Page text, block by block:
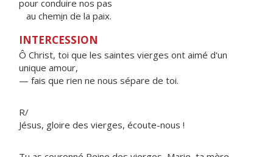
pour conduire nos pas
au chemin de la paix.
INTERCESSION
Ô Christ, toi que les saintes vierges ont aimé d'un
unique amour,
— fais que rien ne nous sépare de toi.
R/
Jésus, gloire des vierges, écoute-nous !